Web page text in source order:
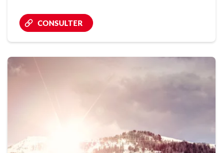
CONSULTER